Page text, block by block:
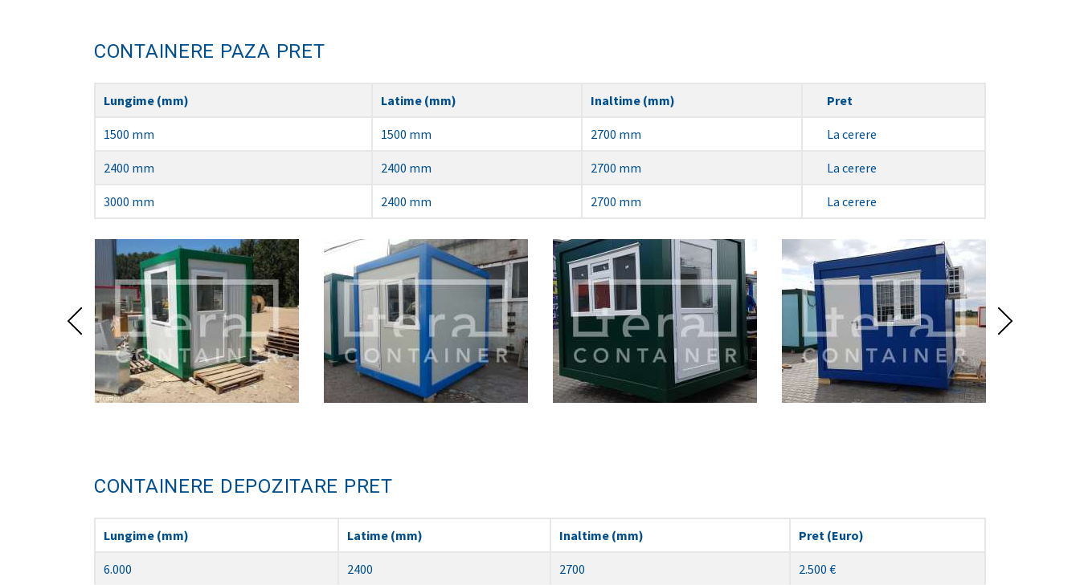
CONTAINERE PAZA PRET
Lungime (mm) Latime (mm) Inaltime (mm) Pret
1500 mm 1500 mm 2700 mm La cerere
2400 mm 2400 mm 2700 mm La cerere
3000 mm 2400 mm 2700 mm La cerere
CONTAINERE DEPOZITARE PRET
Lungime (mm) Latime (mm) Inaltime (mm) Pret (Euro)
6.000 2400 2700 2.500 €